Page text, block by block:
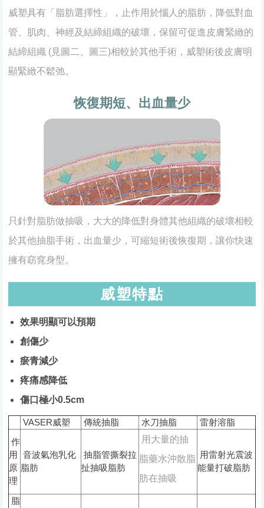
威塑具有「脂肪選擇性」，止作用於惱人的脂肪，降低對血
管、肌肉、神經及結締組織的破壞，保留可促進皮膚緊緻的
結締組織 (見圖二、圖三)相較於其他手術，威塑術後皮膚明
顯緊緻不鬆弛。
恢復期短、出血量少
只針對脂肪做抽吸，大大的降低對身體其他組織的破壞相較
於其他抽脂手術，出血量少，可縮短術後恢復期，讓你快速
擁有窈窕身型。
威塑特點
效果明顯可以預期
創傷少
瘀青減少
疼痛感降低
傷口極小0.5cm
VASER威塑 傳統抽脂 水刀抽脂
雷射溶脂
作
用
原
理
音波氣泡乳化
脂肪
抽脂管撕裂拉
扯抽吸脂肪
用大量的抽
脂藥水沖散脂
肪在抽吸
用雷射光震波
能量打破脂肪
脂